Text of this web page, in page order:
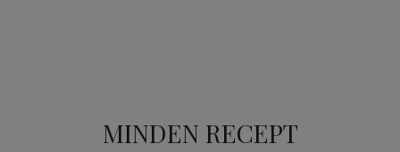
MINDEN RECEPT